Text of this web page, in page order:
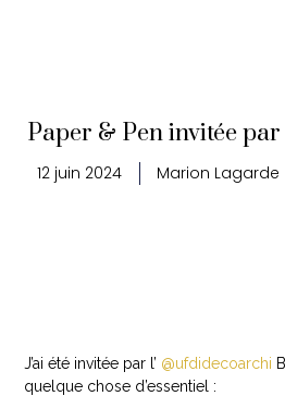
Paper & Pen invitée
12 juin 2024 Marion Lagarde
J’ai été invitée par l’ @ufdidecoarchi
quelque chose d’essentiel :